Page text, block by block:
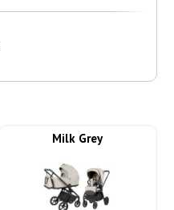
Milk Grey